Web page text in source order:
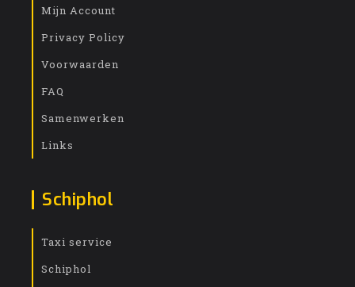
Mijn Account
Privacy Policy
Voorwaarden
FAQ
Samenwerken
Links
Schiphol
Taxi service
Schiphol